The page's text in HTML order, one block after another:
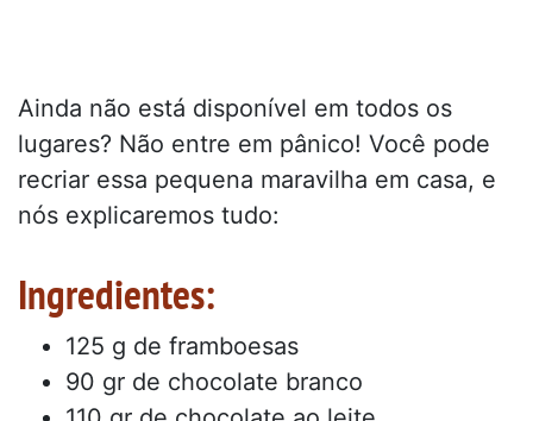
Ainda não está disponível em todos os
lugares? Não entre em pânico! Você pode
recriar essa pequena maravilha em casa, e
nós explicaremos tudo:
Ingredientes:
125 g de framboesas
90 gr de chocolate branco